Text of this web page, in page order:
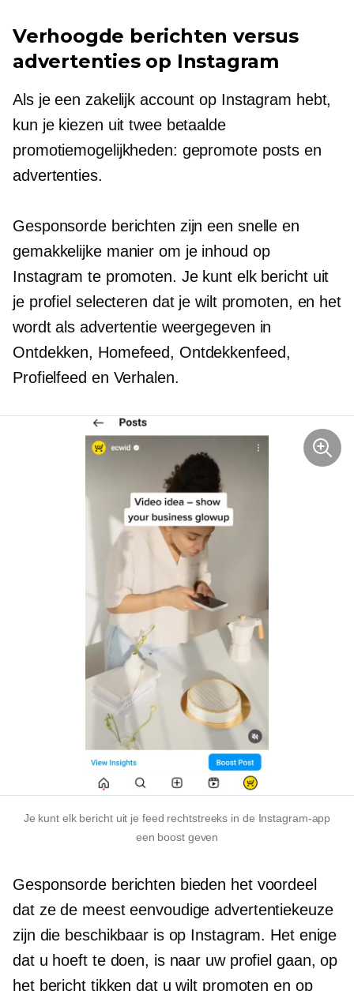
Verhoogde berichten versus
advertenties op Instagram
Als je een zakelijk account op Instagram hebt,
kun je kiezen uit twee betaalde
promotiemogelijkheden: gepromote posts en
advertenties.
Gesponsorde berichten zijn een snelle en
gemakkelijke manier om je inhoud op
Instagram te promoten. Je kunt elk bericht uit
je profiel selecteren dat je wilt promoten, en het
wordt als advertentie weergegeven in
Ontdekken, Homefeed, Ontdekkenfeed,
Profielfeed en Verhalen.
Je kunt elk bericht uit je feed rechtstreeks in de Instagram-app
een boost geven
Gesponsorde berichten bieden het voordeel
dat ze de meest eenvoudige advertentiekeuze
zijn die beschikbaar is op Instagram. Het enige
dat u hoeft te doen, is naar uw profiel gaan, op
het bericht tikken dat u wilt promoten en op